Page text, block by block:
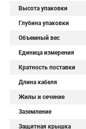
Высота упаковки
Глубина упаковки
Объемный вес
Единица измерения
Кратность поставки
Длина кабеля
Жилы и сечение
Заземление
Защитная крышка